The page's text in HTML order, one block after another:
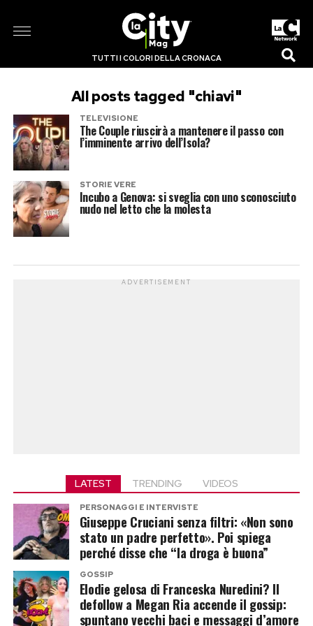
TUTTI I COLORI DELLA CRONACA
All posts tagged "chiavi"
TELEVISIONE
The Couple riuscirà a mantenere il passo con
l’imminente arrivo dell’Isola?
STORIE VERE
Incubo a Genova: si sveglia con uno sconosciuto
nudo nel letto che la molesta
ADVERTISEMENT
LATEST TRENDING VIDEOS
PERSONAGGI E INTERVISTE
Giuseppe Cruciani senza filtri: «Non sono
stato un padre perfetto». Poi spiega
perché disse che “la droga è buona”
GOSSIP
Elodie gelosa di Franceska Nuredini? Il
defollow a Megan Ria accende il gossip:
spuntano vecchi baci e messaggi d’amore